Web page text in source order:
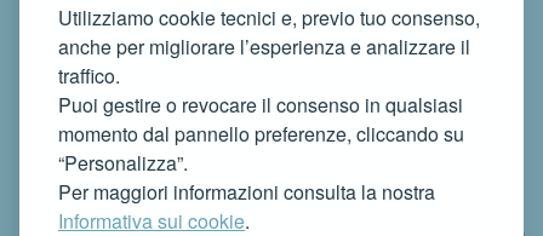
Utilizziamo cookie tecnici e, previo tuo consenso,
anche per migliorare l’esperienza e analizzare il
traffico.
Puoi gestire o revocare il consenso in qualsiasi
momento dal pannello preferenze, cliccando su
“Personalizza”.
Per maggiori informazioni consulta la nostra
Informativa sui cookie.
DORMIRE
MANGIARE
NEWS
WEB TV
CONTATTI
FAI CONOSCERE LA TUA ATTIVITÀ
CONTATTACI PER PUBBLICARLA SU QUESTO SITO
info@rivieradelconero.tv
Privacy Policy